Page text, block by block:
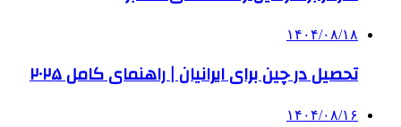
۱۴۰۴/۰۸/۱۸
تحصیل در چین برای ایرانیان | راهنمای کامل ۲۰۲۵
۱۴۰۴/۰۸/۱۶